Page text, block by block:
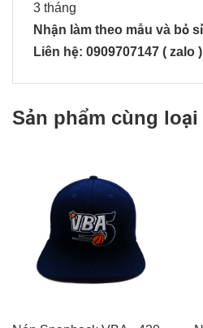
3 tháng
Nhận làm theo mẫu và bỏ
Liên hệ: 0909707147 ( zalo
Sản phẩm cùng loại